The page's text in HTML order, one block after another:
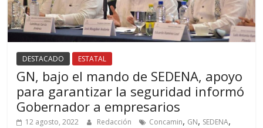
DESTACADO ESTATAL
GN, bajo el mando de SEDENA, apoyo
para garantizar la seguridad informó
Gobernador a empresarios
12 agosto, 2022 Redacción Concamin, GN, SEDENA,